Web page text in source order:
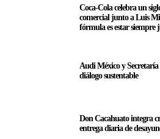
Coca-Cola celebra un
comercial junto a Luis
fórmula es estar siempre
Audi México y
diálogo sustentable
Don Cacahuato integra
entrega diaria de